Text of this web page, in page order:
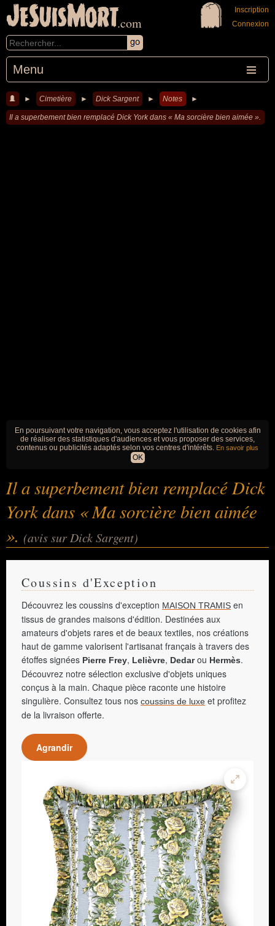
JeSuisMort.com
Menu
Inscription
Connexion
► Cimetière ► Dick Sargent ► Notes ►
Il a superbement bien remplacé Dick York dans « Ma sorcière bien aimée ».
En poursuivant votre navigation, vous acceptez l'utilisation de cookies afin
de réaliser des statistiques d'audiences et vous proposer des services,
contenus ou publicités adaptés selon vos centres d'intérêts. En savoir plus
OK
Il a superbement bien remplacé Dick
York dans « Ma sorcière bien aimée
». (avis sur Dick Sargent)
Coussins d'Exception
Découvrez les coussins d'exception MAISON TRAMIS en
tissus de grandes maisons d'édition. Destinées aux
amateurs d'objets rares et de beaux textiles, nos créations
haut de gamme valorisent l'artisanat français à travers des
étoffes signées Pierre Frey, Lelièvre, Dedarou Hermès.
Découvrez notre sélection exclusive d'objets uniques
conçus à la main. Chaque pièce raconte une histoire
singulière. Consultez tous nos coussins de luxe et profitez
de la livraison offerte.
Agrandir